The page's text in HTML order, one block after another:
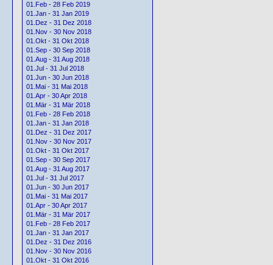
01.Feb - 28 Feb 2019
01.Jan - 31 Jan 2019
01.Dez - 31 Dez 2018
01.Nov - 30 Nov 2018
01.Okt - 31 Okt 2018
01.Sep - 30 Sep 2018
01.Aug - 31 Aug 2018
01.Jul - 31 Jul 2018
01.Jun - 30 Jun 2018
01.Mai - 31 Mai 2018
01.Apr - 30 Apr 2018
01.Mär - 31 Mär 2018
01.Feb - 28 Feb 2018
01.Jan - 31 Jan 2018
01.Dez - 31 Dez 2017
01.Nov - 30 Nov 2017
01.Okt - 31 Okt 2017
01.Sep - 30 Sep 2017
01.Aug - 31 Aug 2017
01.Jul - 31 Jul 2017
01.Jun - 30 Jun 2017
01.Mai - 31 Mai 2017
01.Apr - 30 Apr 2017
01.Mär - 31 Mär 2017
01.Feb - 28 Feb 2017
01.Jan - 31 Jan 2017
01.Dez - 31 Dez 2016
01.Nov - 30 Nov 2016
01.Okt - 31 Okt 2016